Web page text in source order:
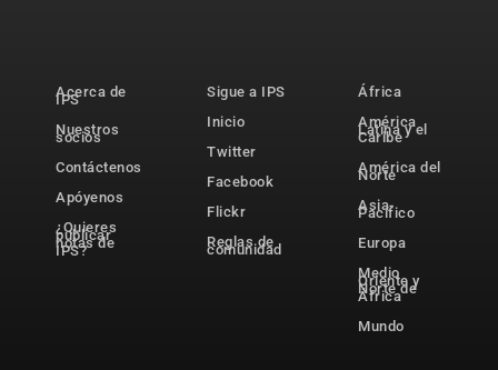
Acerca de
IPS
Nuestros
socios
Contáctenos
Apóyenos
¿Quieres
publicar
notas de
IPS?
Sigue a IPS
Inicio
Twitter
Facebook
Flickr
Reglas de
comunidad
África
América
Latina y el
Caribe
América del
Norte
Asia-
Pacífico
Europa
Medio
Oriente y
Norte de
África
Mundo